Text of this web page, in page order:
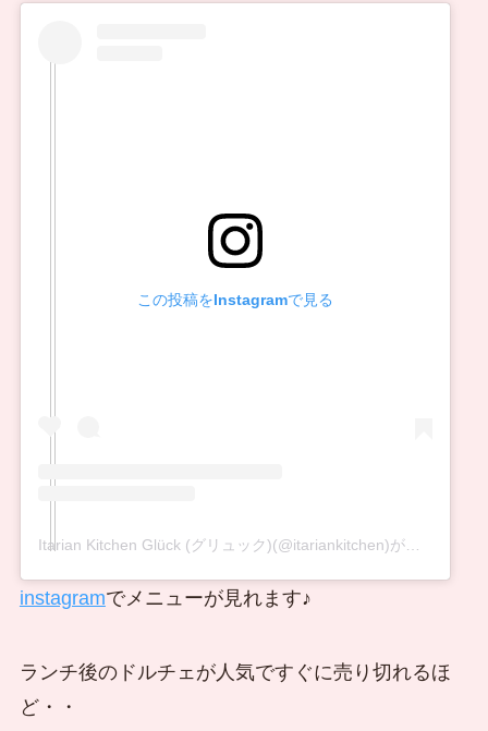
この投稿をInstagramで見る
Itarian Kitchen Glück (グリュック)(@itariankitchen)がシェアした投稿
instagramでメニューが見れます♪
ランチ後のドルチェが人気ですぐに売り切れるほ
ど・・